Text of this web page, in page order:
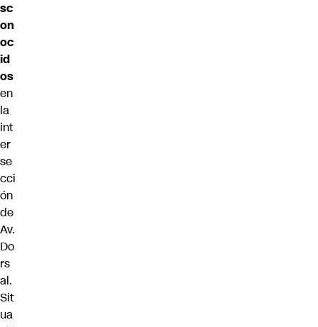
sc
on
oc
id
os
en
la
int
er
se
cci
ón
de
Av.
Do
rs
al.
Sit
ua